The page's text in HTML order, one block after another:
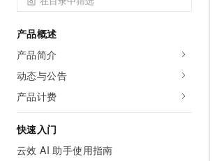
产品概述
产品简介
动态与公告
产品计费
快速入门
云效 AI 助手使用指南
精选产品
容器
精选解决方案
大数据